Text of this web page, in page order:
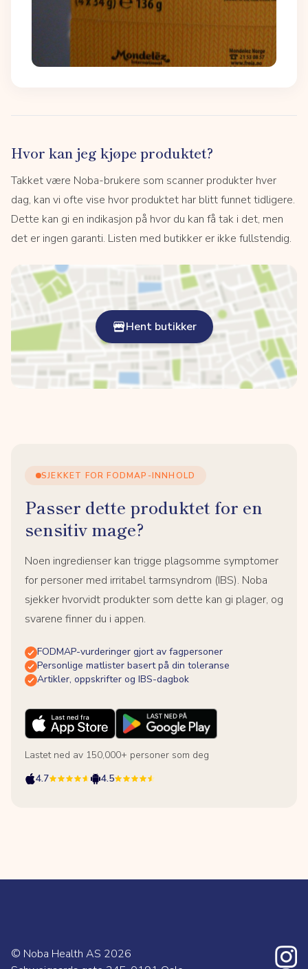
Hvor kan jeg kjøpe produktet?
Takket være Noba-brukere som scanner produkter hver
dag, kan vi ofte vise hvor produktet har blitt funnet tidligere.
Dette kan gi en indikasjon på hvor du kan få tak i det, men
det er ingen garanti. Listen med butikker er ikke fullstendig.
Hent butikker
SJEKKET FOR FODMAP-INNHOLD
Passer dette produktet for en
sensitiv mage?
Noen ingredienser kan trigge plagsomme symptomer
for personer med irritabel tarmsyndrom (IBS). Noba
sjekker hvorvidt produkter som dette kan gi plager, og
svarene finner du i appen.
FODMAP-vurderinger gjort av fagpersoner
Personlige matlister basert på din toleranse
Artikler, oppskrifter og IBS-dagbok
Lastet ned av 150,000+ personer som deg
4.7
4.5
© Noba Health AS 2026